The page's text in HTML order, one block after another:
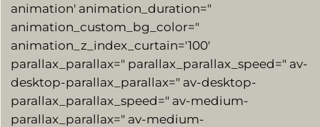
animation' animation_duration="
animation_custom_bg_color="
animation_z_index_curtain='100′
parallax_parallax=" parallax_parallax_speed=" av-
desktop-parallax_parallax=" av-desktop-
parallax_parallax_speed=" av-medium-
parallax_parallax=" av-medium-